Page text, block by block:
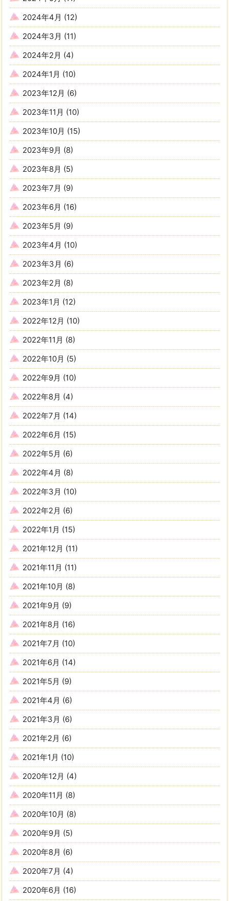
2024年4月 (12)
2024年3月 (11)
2024年2月 (4)
2024年1月 (10)
2023年12月 (6)
2023年11月 (10)
2023年10月 (15)
2023年9月 (8)
2023年8月 (5)
2023年7月 (9)
2023年6月 (16)
2023年5月 (9)
2023年4月 (10)
2023年3月 (6)
2023年2月 (8)
2023年1月 (12)
2022年12月 (10)
2022年11月 (8)
2022年10月 (5)
2022年9月 (10)
2022年8月 (4)
2022年7月 (14)
2022年6月 (15)
2022年5月 (6)
2022年4月 (8)
2022年3月 (10)
2022年2月 (6)
2022年1月 (15)
2021年12月 (11)
2021年11月 (11)
2021年10月 (8)
2021年9月 (9)
2021年8月 (16)
2021年7月 (10)
2021年6月 (14)
2021年5月 (9)
2021年4月 (6)
2021年3月 (6)
2021年2月 (6)
2021年1月 (10)
2020年12月 (4)
2020年11月 (8)
2020年10月 (8)
2020年9月 (5)
2020年8月 (6)
2020年7月 (4)
2020年6月 (16)